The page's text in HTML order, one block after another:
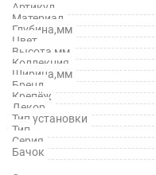
Артикул
Материал
Глубина,мм
Цвет
Высота,мм
Коллекция
Ширина,мм
Бренд
Крепёж
Декор
Тип установки
Тип
Серия
Бачок